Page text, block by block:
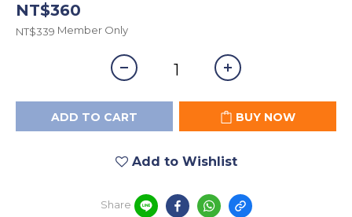
NT$360
NT$339 Member Only
ADD TO CART BUY NOW
Add to Wishlist
Share